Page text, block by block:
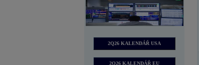
2Q26 KALENDÁŘ USA
2Q26 KALENDÁŘ EU